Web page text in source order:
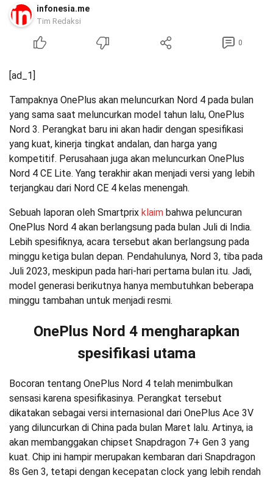
infonesia.me
Tim Redaksi
0
[ad_1]
Tampaknya OnePlus akan meluncurkan Nord 4 pada bulan
yang sama saat meluncurkan model tahun lalu, OnePlus
Nord 3. Perangkat baru ini akan hadir dengan spesifikasi
yang kuat, kinerja tingkat andalan, dan harga yang
kompetitif. Perusahaan juga akan meluncurkan OnePlus
Nord 4 CE Lite. Yang terakhir akan menjadi versi yang lebih
terjangkau dari Nord CE 4 kelas menengah.
Sebuah laporan oleh Smartprix klaim bahwa peluncuran
OnePlus Nord 4 akan berlangsung pada bulan Juli di India.
Lebih spesifiknya, acara tersebut akan berlangsung pada
minggu ketiga bulan depan. Pendahulunya, Nord 3, tiba pada
Juli 2023, meskipun pada hari-hari pertama bulan itu. Jadi,
model generasi berikutnya hanya membutuhkan beberapa
minggu tambahan untuk menjadi resmi.
OnePlus Nord 4 mengharapkan
spesifikasi utama
Bocoran tentang OnePlus Nord 4 telah menimbulkan
sensasi karena spesifikasinya. Perangkat tersebut
dikatakan sebagai versi internasional dari OnePlus Ace 3V
yang diluncurkan di China pada bulan Maret lalu. Artinya, ia
akan membanggakan chipset Snapdragon 7+ Gen 3 yang
kuat. Chip ini hampir merupakan kembaran dari Snapdragon
8s Gen 3, tetapi dengan kecepatan clock yang lebih rendah